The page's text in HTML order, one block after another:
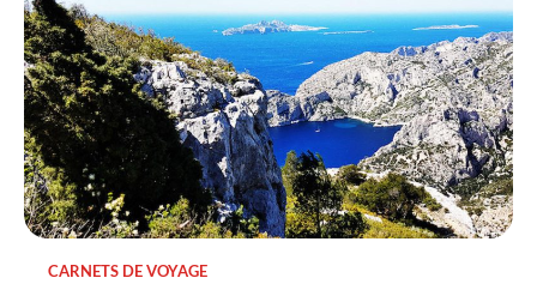
CARNETS DE VOYAGE